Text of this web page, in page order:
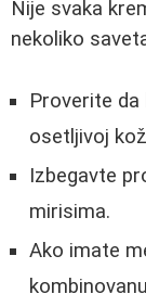
Nije svaka
nekoliko
Proverite da
osetljivoj
Izbegavte
mirisima.
Ako imate